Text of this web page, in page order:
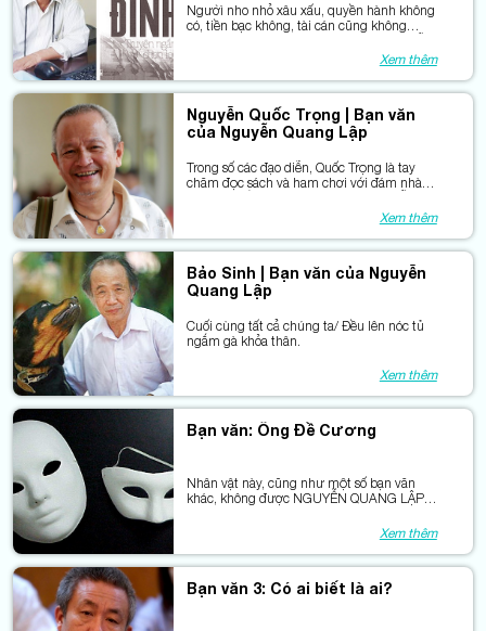
Ngườì nho nhỏ xâu xấu, quyền hành không
có, tiền bạc không, tài cán cũng không
anh gặp ai là người đó muốn quen thân.
Xem thêm
Nguyễn Quốc Trọng | Bạn văn
của Nguyễn Quang Lập
Trong số các đạo diễn, Quốc Trọng là tay
chăm đọc sách và ham chơi với đám nhà
chăm đọc sách như Quốc Trọng đếmXem thêm
Bảo Sinh | Bạn văn của Nguyễn
Quang Lập
Cuối cùng tất cả chúng ta/ Đều lên nóc tủ
ngắm gà khỏa thân.
Xem thêm
Bạn văn: Ông Đề Cương
Nhân vật này, cũng như một số bạn văn
khác, không được NGUYỄN QUANG LẬP
Xem thêm
Bạn văn 3: Có ai biết là ai?